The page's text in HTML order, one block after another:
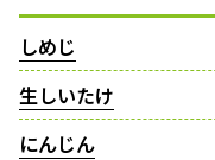
しめじ
生しいたけ
にんじん